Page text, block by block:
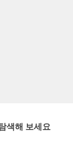
색해 보세요